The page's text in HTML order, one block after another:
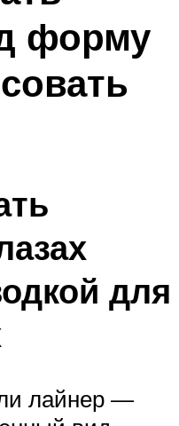
форму
для
лайнер —